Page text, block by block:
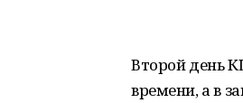
Второй день
времени, а в